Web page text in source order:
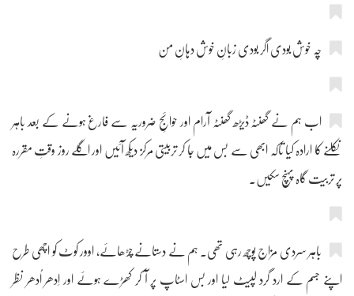
چہ خوش بودی اگر بودی زبانِ خوش دہانِ من
اب ہم نے گھنٹہ ڈیڑھ گھنٹہ آرام اور حوائجِ ضروریہ سے فارغ ہونے کے بعد باہر
نکلنے کا ارادہ کیا تاکہ ابھی سے بس میں جا کر تربیتی مرکز دیکھ آئیں اور اگلے روز وقتِ مقررہ
پر تربیت گاہ پہنچ سکیں۔
باہر سردی مزاج پوچھ رہی تھی۔ ہم نے دستانے چڑھائے، اوور کوٹ کو اچھی طرح
اپنے جسم کے ارد گرد لپیٹ لیا اور بس اسٹاپ پر آ کر کھڑے ہوئے اور اِدھر اُدھر نظر